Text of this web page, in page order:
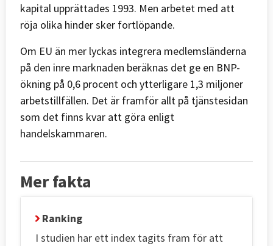
kapital upprättades 1993. Men arbetet med att
röja olika hinder sker fortlöpande.
Om EU än mer lyckas integrera medlemsländerna
på den inre marknaden beräknas det ge en BNP-
ökning på 0,6 procent och ytterligare 1,3 miljoner
arbetstillfällen. Det är framför allt på tjänstesidan
som det finns kvar att göra enligt
handelskammaren.
Mer fakta
Ranking
I studien har ett index tagits fram för att